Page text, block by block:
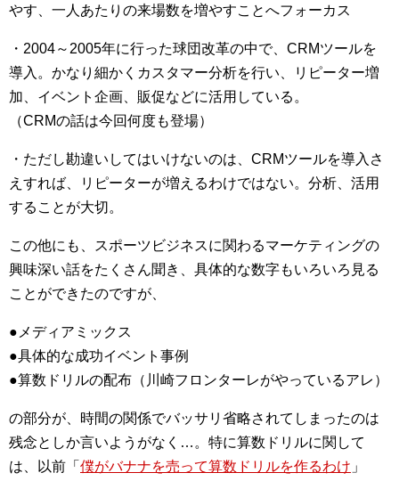
やす、一人あたりの来場数を増やすことへフォーカス
・2004～2005年に行った球団改革の中で、CRMツールを
導入。かなり細かくカスタマー分析を行い、リピーター増
加、イベント企画、販促などに活用している。
（CRMの話は今回何度も登場）
・ただし勘違いしてはいけないのは、CRMツールを導入さ
えすれば、リピーターが増えるわけではない。分析、活用
することが大切。
この他にも、スポーツビジネスに関わるマーケティングの
興味深い話をたくさん聞き、具体的な数字もいろいろ見る
ことができたのですが、
●メディアミックス
●具体的な成功イベント事例
●算数ドリルの配布（川崎フロンターレがやっているアレ）
の部分が、時間の関係でバッサリ省略されてしまったのは
残念としか言いようがなく…。特に算数ドリルに関して
は、以前「 僕がバナナを売って算数ドリルを作るわけ 」